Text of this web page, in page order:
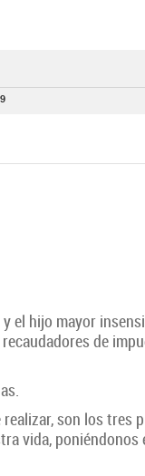
el hijo mayor
de
son los tres
vida, poniéndonos